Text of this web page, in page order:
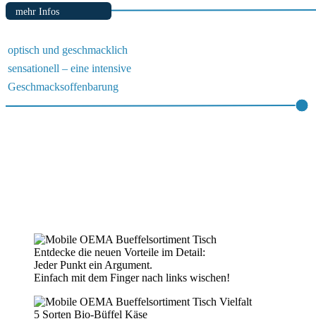
mehr Infos
Geschmacksoffenbarung
sensationell – eine intensive
optisch und geschmacklich
Entdecke die neuen Vorteile im Detail:
Jeder Punkt ein Argument.
Einfach mit dem Finger nach links wischen!
5 Sorten Bio-Büffel Käse